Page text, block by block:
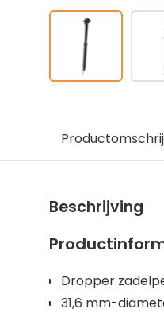
Beschrijving
Dropper
31,6 mm-